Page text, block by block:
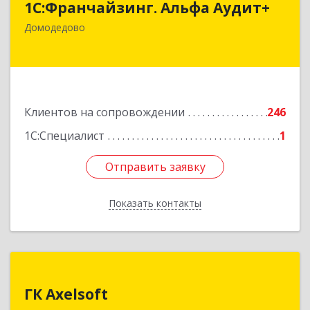
1С:Франчайзинг. Альфа Аудит+
Домодедово
Клиентов на сопровождении
246
1С:Специалист
1
Отправить заявку
Показать контакты
142001, Московская обл, Домодедово г,
Северный мкр, Каширское ш, дом № 7, оф.41
Подробнее
Отправить заявку
Назад
ГК Axelsoft